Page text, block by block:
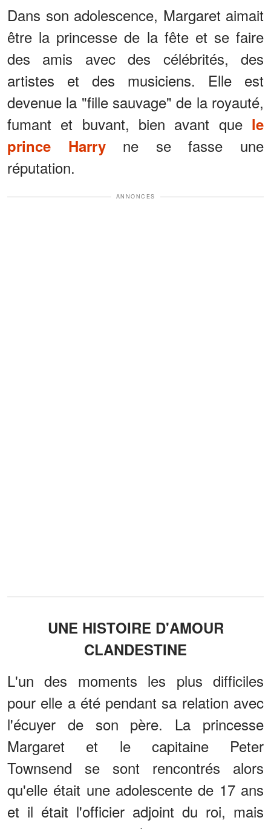
Dans son adolescence, Margaret aimait
être la princesse de la fête et se faire
des amis avec des célébrités, des
artistes et des musiciens. Elle est
devenue la "fille sauvage" de la royauté,
fumant et buvant, bien avant que le
prince Harryne se fasse une
réputation.
ANNONCES
UNE HISTOIRE D'AMOUR
CLANDESTINE
L'un des moments les plus difficiles
pour elle a été pendant sa relation avec
l'écuyer de son père. La princesse
Margaret et le capitaine Peter
Townsend se sont rencontrés alors
qu'elle était une adolescente de 17 ans
et il était l'officier adjoint du roi, mais